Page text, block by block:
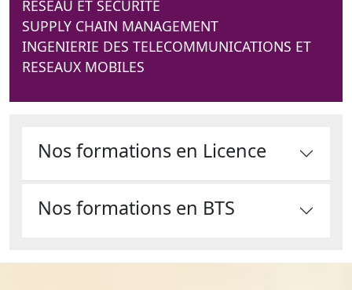
RESEAU ET SECURITE
SUPPLY CHAIN MANAGEMENT
INGENIERIE DES TELECOMMUNICATIONS ET
RESEAUX MOBILES
Nos formations en Licence
Nos formations en BTS